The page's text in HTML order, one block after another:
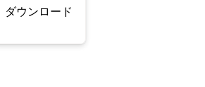
ダウンロード